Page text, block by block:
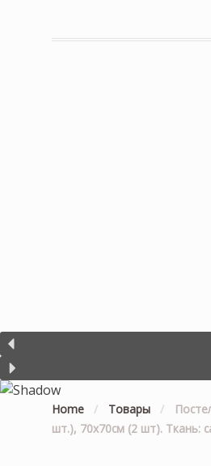
Home / Товары /
шт.), 70х70см (2 шт). Ткань: